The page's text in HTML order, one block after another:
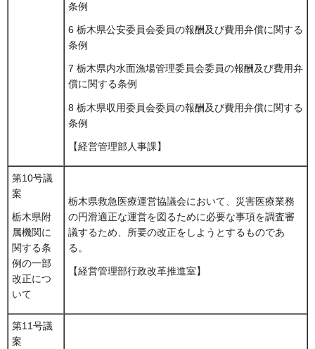
条例
6 栃木県公安委員会委員の報酬及び費用弁償に関する
条例
7 栃木県内水面漁場管理委員会委員の報酬及び費用弁
償に関する条例
8 栃木県収用委員会委員の報酬及び費用弁償に関する
条例
【経営管理部人事課】
第10号議
案
栃木県附
属機関に
関する条
例の一部
改正につ
いて
栃木県救急医療運営協議会において、災害医療業務
の円滑適正な運営を図るために必要な事項を調査審
議するため、所要の改正をしようとするものであ
る。
【経営管理部行政改革推進室】
第11号議
案